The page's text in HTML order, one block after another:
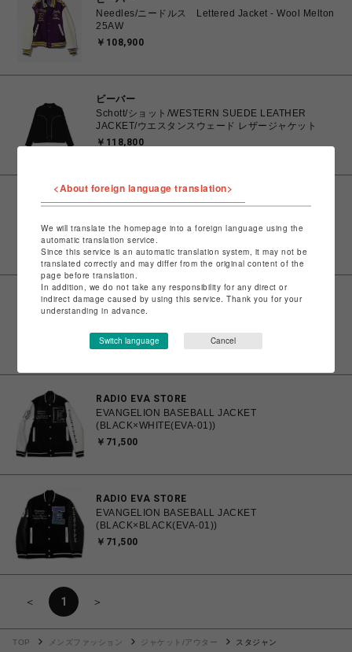
Needles/ニードルス Lettered Jacket - Wool Melton
25AW
￥108,900
ビーバー
Schott/ショット/WESTERN SUEDE LEATHER
JACKET/ウエスタンスウェード レザージャケット
￥118,800
LETTERED JACKET - WOOL MELTON
￥108,900
ビーバー
Needle/ニードルズ Lettered Coat - Wool Melton
￥119,900
RADIO EVA STORE
EVANGELION BASEBALL JACKET
(BLACK×WHITE(EVA-01))
￥71,500
RADIO EVA STORE
EVANGELION BASEBALL JACKET
(BLACK×BLACK(EVA-01))
￥71,500
＜ 1 ＞
TOP メンズファッション ジャケット/アウター スタジャン
<About foreign language translation>
We will translate the homepage into a foreign language using the
automatic translation service.
Since this service is an automatic translation system, it may not be
translated correctly and may differ from the original content of the
page before translation.
In addition, we do not take any responsibility for any direct or
indirect damage caused by using this service. Thank you for your
understanding in advance.
Switch language Cancel